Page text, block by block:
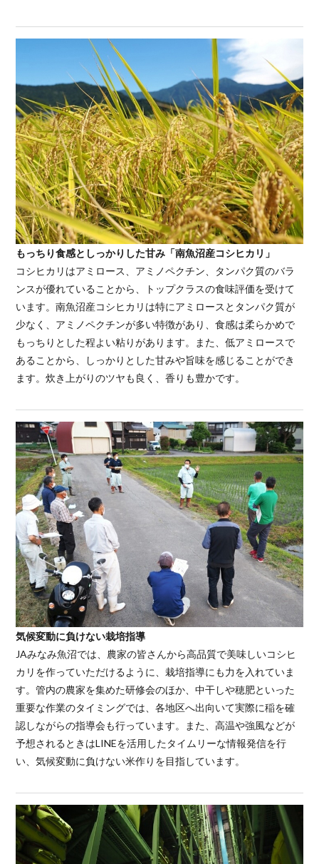
もっちり食感としっかりした甘み「南魚沼産コシヒカリ」
コシヒカリはアミロース、アミノペクチン、タンパク質のバラ
ンスが優れていることから、トップクラスの食味評価を受けて
います。南魚沼産コシヒカリは特にアミロースとタンパク質が
少なく、アミノペクチンが多い特徴があり、食感は柔らかめで
もっちりとした程よい粘りがあります。また、低アミロースで
あることから、しっかりとした甘みや旨味を感じることができ
ます。炊き上がりのツヤも良く、香りも豊かです。
気候変動に負けない栽培指導
JAみなみ魚沼では、農家の皆さんから高品質で美味しいコシヒ
カリを作っていただけるように、栽培指導にも力を入れていま
す。管内の農家を集めた研修会のほか、中干しや穂肥といった
重要な作業のタイミングでは、各地区へ出向いて実際に稲を確
認しながらの指導会も行っています。また、高温や強風などが
予想されるときはLINEを活用したタイムリーな情報発信を行
い、気候変動に負けない米作りを目指しています。